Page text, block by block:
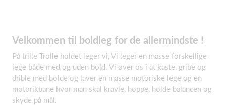
Velkommen til boldleg for de allermindste !
På trille Trolle holdet leger vi, Vi leger en masse forskellige
lege både med og uden bold. Vi øver os i at kaste, gribe og
drible med bolde og laver en masse motoriske lege og en
motorikbane hvor man skal kravle, hoppe, holde balancen og
skyde på mål.